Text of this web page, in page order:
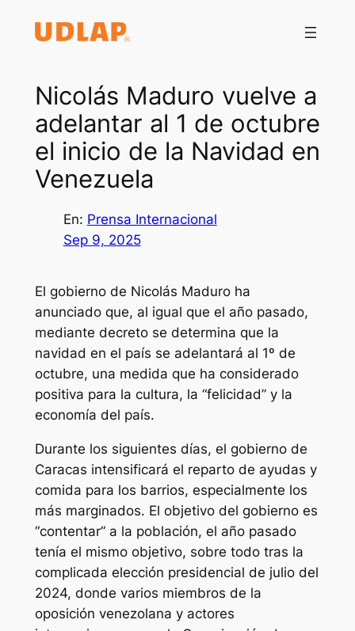
Nicolás Maduro vuelve a
adelantar al 1 de octubre
el inicio de la Navidad en
Venezuela
En: Prensa Internacional
Sep 9, 2025
El gobierno de Nicolás Maduro ha
anunciado que, al igual que el año pasado,
mediante decreto se determina que la
navidad en el país se adelantará al 1º de
octubre, una medida que ha considerado
positiva para la cultura, la “felicidad” y la
economía del país.
Durante los siguientes días, el gobierno de
Caracas intensificará el reparto de ayudas y
comida para los barrios, especialmente los
más marginados. El objetivo del gobierno es
“contentar” a la población, el año pasado
tenía el mismo objetivo, sobre todo tras la
complicada elección presidencial de julio del
2024, donde varios miembros de la
oposición venezolana y actores